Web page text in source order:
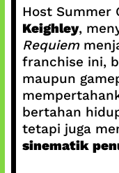
Host Summer
Keighley,
Requiem
franchise ini,
maupun
bertahan
tetapi juga
sinematik